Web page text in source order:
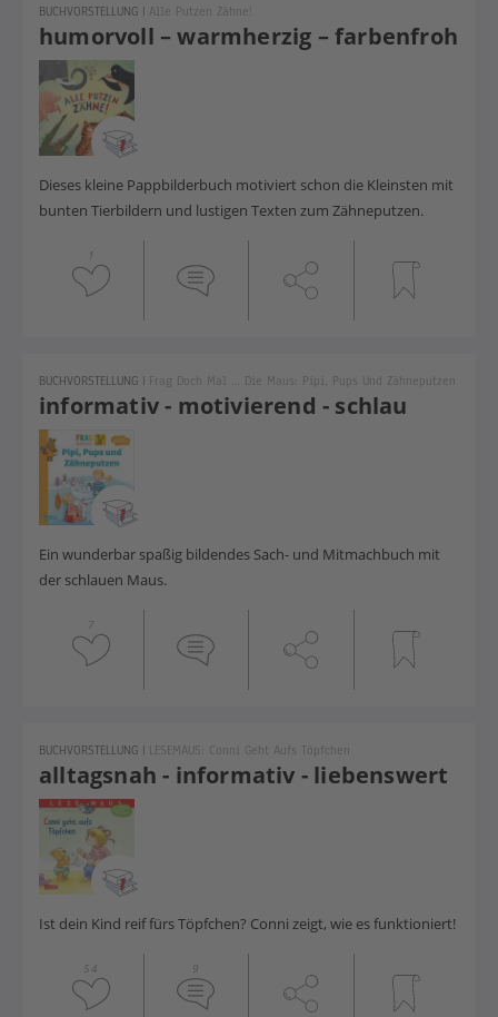
humorvoll – warmherzig – farbenfroh
BUCHVORSTELLUNG | Alle Putzen Zähne!
Dieses kleine Pappbilderbuch motiviert schon die Kleinsten mit
bunten Tierbildern und lustigen Texten zum Zähneputzen.
1
informativ - motivierend - schlau
BUCHVORSTELLUNG | Frag Doch Mal … Die Maus: Pipi, Pups Und Zähneputzen
Ein wunderbar spaßig bildendes Sach- und Mitmachbuch mit
der schlauen Maus.
7
alltagsnah - informativ - liebenswert
BUCHVORSTELLUNG | LESEMAUS: Conni Geht Aufs Töpfchen
Ist dein Kind reif fürs Töpfchen? Conni zeigt, wie es funktioniert!
54 9